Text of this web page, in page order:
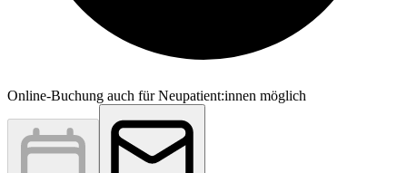
Online-Buchung auch für Neupatient:innen möglich